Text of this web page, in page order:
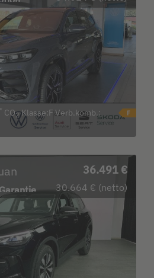
LED
CO2Klasse:F Verb.komb.:
36.491 €
30.664 € (netto)